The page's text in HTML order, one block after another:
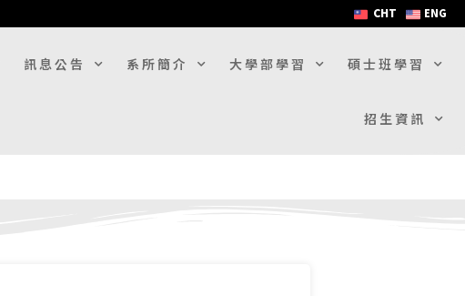
CHT ENG
訊息公告 系所簡介 大學部學習 碩士班學習
招生資訊